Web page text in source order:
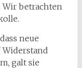
Wir betrachten
neue
galt sie